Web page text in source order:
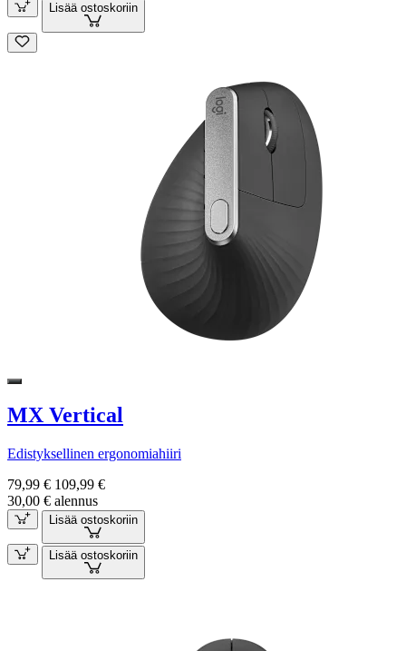
Lisää ostoskoriin
MX Vertical
Edistyksellinen ergonomiahiiri
79,99 € 109,99 €
30,00 € alennus
Lisää ostoskoriin
Lisää ostoskoriin